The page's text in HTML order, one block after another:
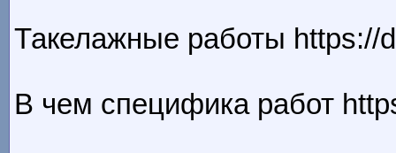
Такелажные работы https://
В чем специфика работ